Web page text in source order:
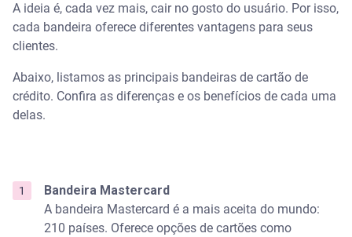
A ideia é, cada vez mais, cair no gosto do usuário. Por isso,
cada bandeira oferece diferentes vantagens para seus
clientes.
Abaixo, listamos as principais bandeiras de cartão de
crédito. Confira as diferenças e os benefícios de cada uma
delas.
Bandeira Mastercard
A bandeira Mastercard é a mais aceita do mundo:
210 países. Oferece opções de cartões como